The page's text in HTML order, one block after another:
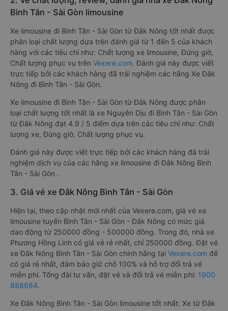
Bình Tân - Sài Gòn limousine
Xe limousine đi Bình Tân - Sài Gòn từ Đắk Nông tốt nhất được
phân loại chất lượng dựa trên đánh giá từ 1 đến 5 của khách
hàng với các tiêu chí như: Chất lượng xe limousine, Đúng giờ,
Chất lượng phục vụ trên Vexere.com. Đánh giá này được viết
trực tiếp bởi các khách hàng đã trải nghiệm các hãng Xe Đắk
Nông đi Bình Tân - Sài Gòn.
Xe limousine đi Bình Tân - Sài Gòn từ Đắk Nông được phân
loại chất lượng tốt nhất là xe Nguyên Dịu đi Bình Tân - Sài Gòn
từ Đắk Nông đạt 4.9 / 5 điểm dựa trên các tiêu chí như: Chất
lượng xe, Đúng giờ, Chất lượng phục vụ.
Đánh giá này được viết trực tiếp bởi các khách hàng đã trải
nghiệm dịch vụ của các hãng xe limousine đi Đắk Nông Bình
Tân - Sài Gòn .
3. Giá vé xe Đắk Nông Bình Tân - Sài Gòn
Hiện tại, theo cập nhật mới nhất của Vexere.com, giá vé xe
limousine tuyến Bình Tân - Sài Gòn - Đắk Nông có mức giá
dao động từ 250000 đồng - 500000 đồng. Trong đó, nhà xe
Phương Hồng Linh có giá vé rẻ nhất, chỉ 250000 đồng. Đặt vé
xe Đắk Nông Bình Tân - Sài Gòn chính hãng tại Vexere.com để
có giá rẻ nhất, đảm bảo giữ chỗ 100% và hỗ trợ đổi trả vé
miễn phí. Tổng đài tư vấn, đặt vé và đổi trả vé miễn phí: 1900
888684.
Xe Đắk Nông Bình Tân - Sài Gòn limousine tốt nhất: Xe từ Đắk